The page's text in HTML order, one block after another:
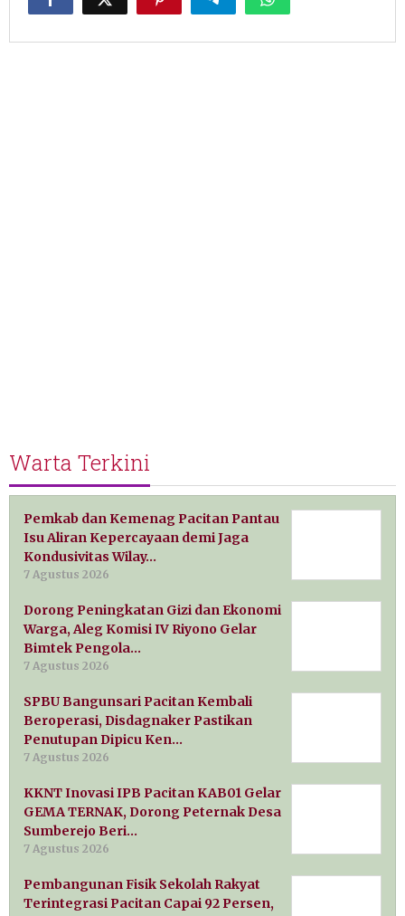
Warta Terkini
Pemkab dan Kemenag Pacitan Pantau
Isu Aliran Kepercayaan demi Jaga
Kondusivitas Wilay…
7 Agustus 2026
Dorong Peningkatan Gizi dan Ekonomi
Warga, Aleg Komisi IV Riyono Gelar
Bimtek Pengola…
7 Agustus 2026
SPBU Bangunsari Pacitan Kembali
Beroperasi, Disdagnaker Pastikan
Penutupan Dipicu Ken…
7 Agustus 2026
KKNT Inovasi IPB Pacitan KAB01 Gelar
GEMA TERNAK, Dorong Peternak Desa
Sumberejo Beri…
7 Agustus 2026
Pembangunan Fisik Sekolah Rakyat
Terintegrasi Pacitan Capai 92 Persen,